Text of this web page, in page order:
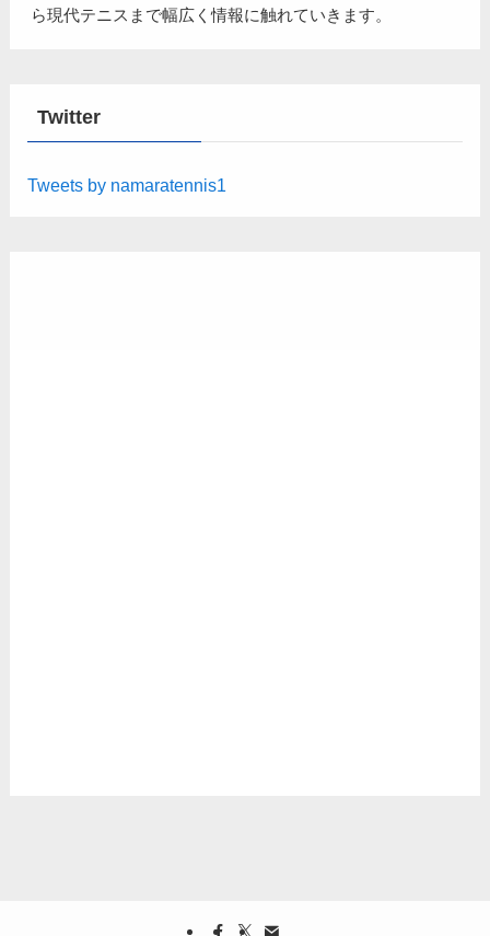
ら現代テニスまで幅広く情報に触れていきます。
Twitter
Tweets by namaratennis1